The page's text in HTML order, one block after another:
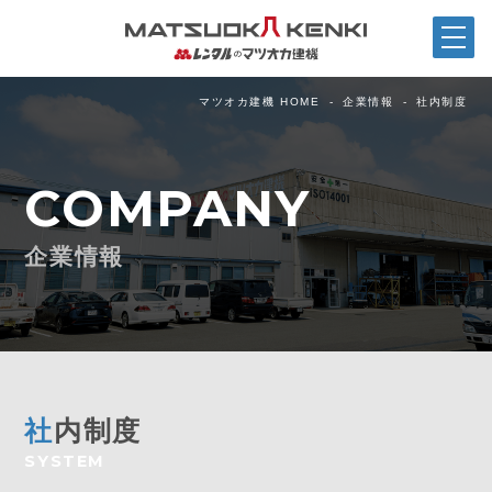
マツオカ建機 HOME 企業情報 社内制度
COMPANY
企業情報
社内制度